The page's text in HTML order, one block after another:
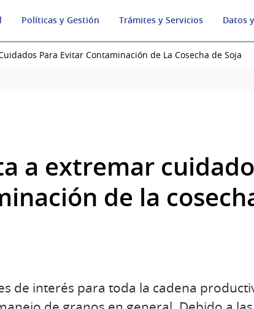
Políticas y Gestión Trámites y Servicios Datos
Para Evitar Contaminación de La Cosecha de Soja
a extremar
de la
de interés para toda la cadena